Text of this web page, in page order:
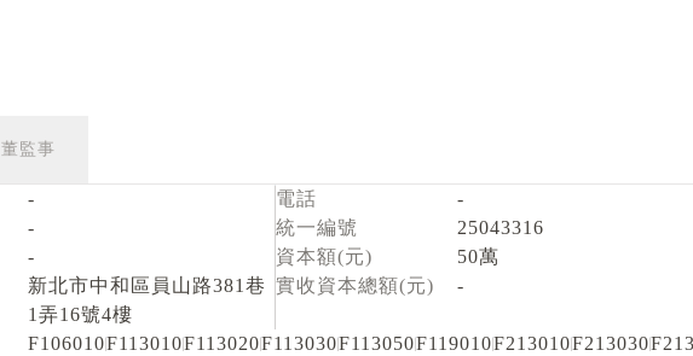
董監事
-
-
-
新北市中和區員山路381巷
1弄16號4樓
電話
-
統一編號
25043316
資本額(元)
50萬
實收資本總額(元)
-
F106010F113010F113020F113030F113050F119010F213010F213030